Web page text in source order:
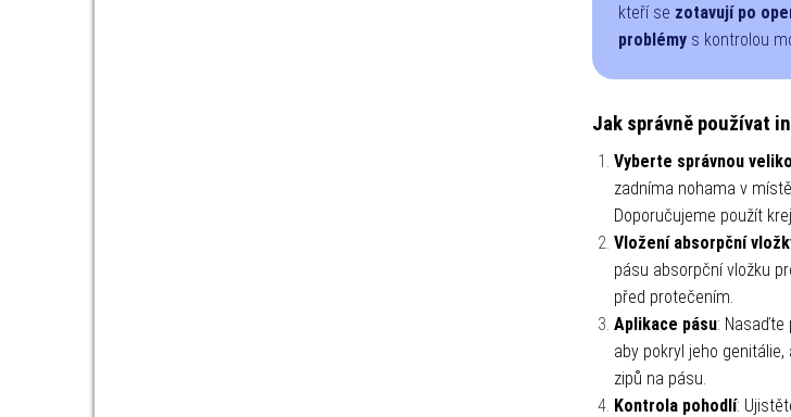
kteří se zotavují po
problémys kontrolou
Jak správně používat
Vyberte správnou
zadníma nohama v
Doporučujeme použít
Vložení absorpční
pásu absorpční vložku
před protečením.
Aplikace pásu: Nasaďte
aby pokryl jeho
zipů na pásu.
Kontrola pohodlí: